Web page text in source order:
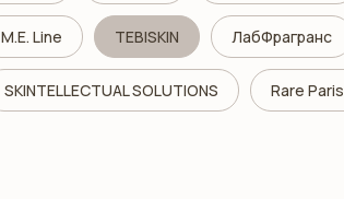
M.E. Line TEBISKIN ЛабФрагранс
SKINTELLECTUAL SOLUTIONS Rare Paris